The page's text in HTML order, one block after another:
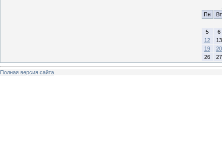
Пн
Вт
5
6
12
13
19
20
26
27
Полная версия сайта